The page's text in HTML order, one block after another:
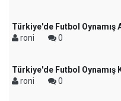
Türkiye'de Futbol Oynamış
roni
0
Türkiye'de Futbol Oynamış
roni
0